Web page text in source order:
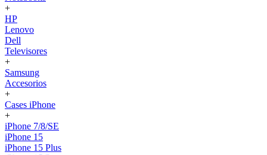
+
HP
Lenovo
Dell
Televisores
+
Samsung
Accesorios
+
Cases iPhone
+
iPhone 7/8/SE
iPhone 15
iPhone 15 Plus